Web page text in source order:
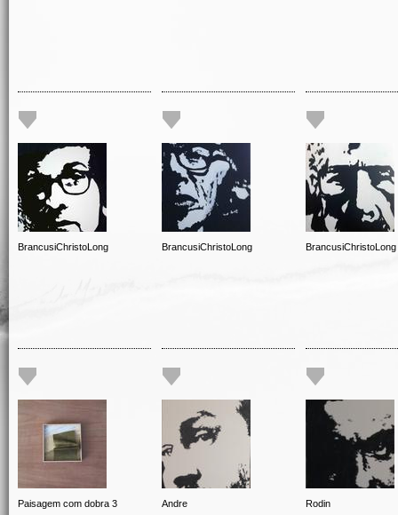
BrancusiChristoLong BrancusiChristoLong BrancusiChristoLong
Paisagem com dobra 3 Andre Rodin